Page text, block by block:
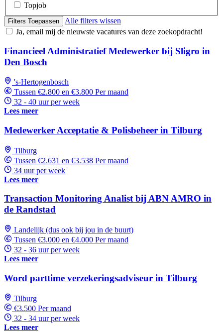
Topjob
Filters Toepassen
Alle filters wissen
Ja, email mij de nieuwste vacatures van deze zoekopdracht!
Financieel Administratief Medewerker bij Sligro in
Den Bosch
's-Hertogenbosch
Tussen €2.800 en €3.800 Per maand
32 - 40 uur per week
Lees meer
Medewerker Acceptatie & Polisbeheer in Tilburg
Tilburg
Tussen €2.631 en €3.538 Per maand
34 uur per week
Lees meer
Transaction Monitoring Analist bij ABN AMRO in
de Randstad
Landelijk (dus ook bij jou in de buurt)
Tussen €3.000 en €4.000 Per maand
32 - 36 uur per week
Lees meer
Word parttime verzekeringsadviseur in Tilburg
Tilburg
€3.500 Per maand
32 - 34 uur per week
Lees meer